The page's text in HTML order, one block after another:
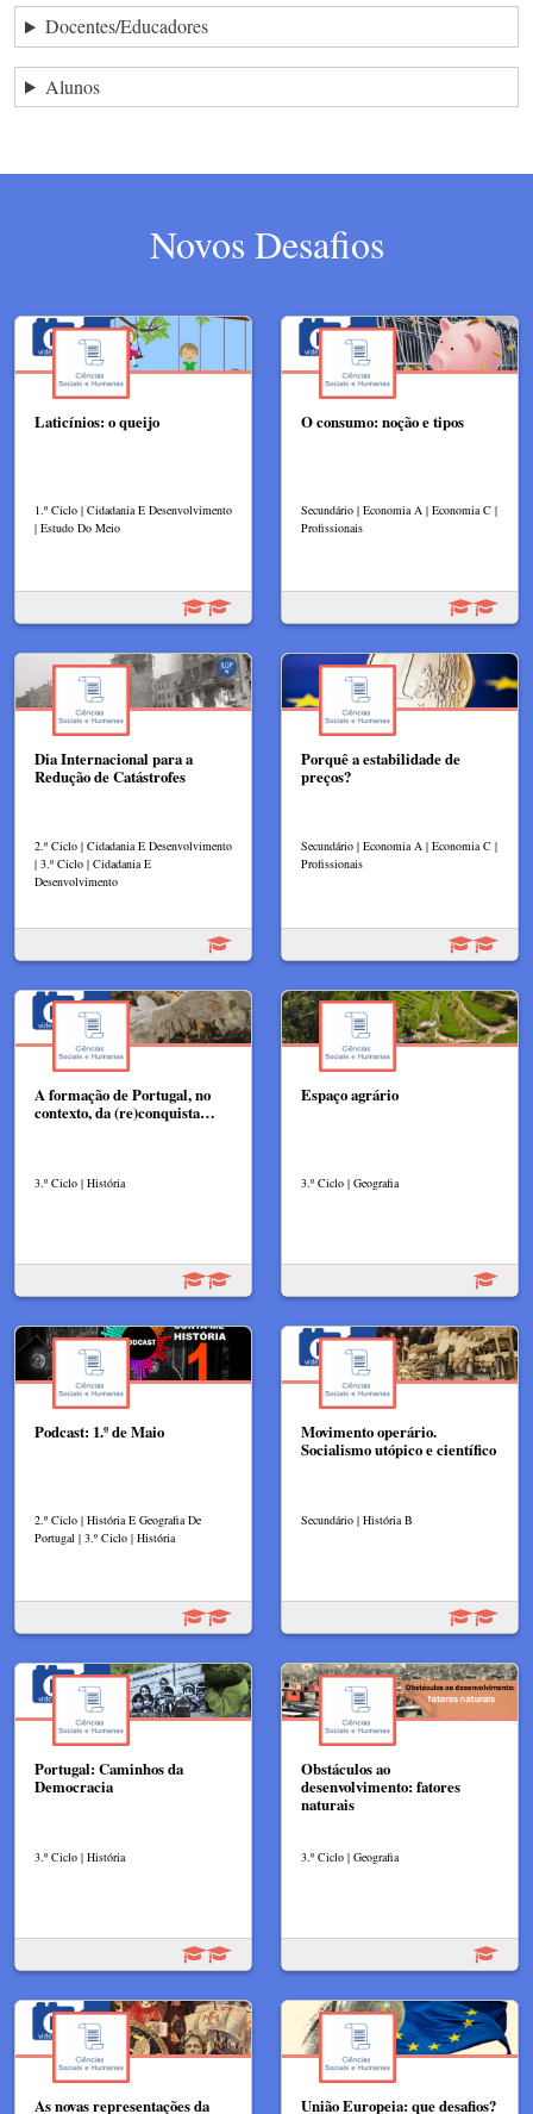
Docentes/Educadores
Alunos
Novos Desafios
Laticínios: o queijo
1.º Ciclo | Cidadania E Desenvolvimento
| Estudo Do Meio
O consumo: noção e tipos
Secundário | Economia A | Economia C |
Profissionais
Dia Internacional para a
Redução de Catástrofes
2.º Ciclo | Cidadania E Desenvolvimento
| 3.º Ciclo | Cidadania E
Desenvolvimento
Porquê a estabilidade de
preços?
Secundário | Economia A | Economia C |
Profissionais
A formação de Portugal, no
contexto, da (re)conquista…
3.º Ciclo | História
Espaço agrário
3.º Ciclo | Geografia
Podcast: 1.º de Maio
2.º Ciclo | História E Geografia De
Portugal | 3.º Ciclo | História
Movimento operário.
Socialismo utópico e científico
Secundário | História B
Portugal: Caminhos da
Democracia
3.º Ciclo | História
Obstáculos ao
desenvolvimento: fatores
naturais
3.º Ciclo | Geografia
As novas representações da
União Europeia: que desafios?